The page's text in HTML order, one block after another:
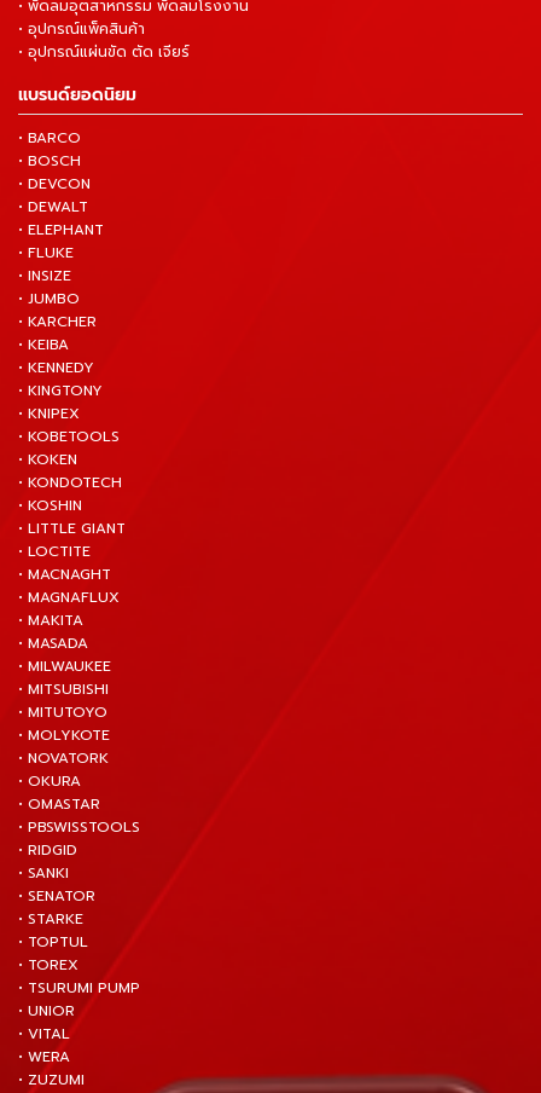
• พัดลมอุตสาหกรรม พัดลมโรงงาน
• อุปกรณ์แพ็คสินค้า
• อุปกรณ์แผ่นขัด ตัด เจียร์
แบรนด์ยอดนิยม
• BARCO
• BOSCH
• DEVCON
• DEWALT
• ELEPHANT
• FLUKE
• INSIZE
• JUMBO
• KARCHER
• KEIBA
• KENNEDY
• KINGTONY
• KNIPEX
• KOBETOOLS
• KOKEN
• KONDOTECH
• KOSHIN
• LITTLE GIANT
• LOCTITE
• MACNAGHT
• MAGNAFLUX
• MAKITA
• MASADA
• MILWAUKEE
• MITSUBISHI
• MITUTOYO
• MOLYKOTE
• NOVATORK
• OKURA
• OMASTAR
• PBSWISSTOOLS
• RIDGID
• SANKI
• SENATOR
• STARKE
• TOPTUL
• TOREX
• TSURUMI PUMP
• UNIOR
• VITAL
• WERA
• ZUZUMI